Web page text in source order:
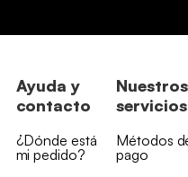
Ayuda y
contacto
¿Dónde está
mi pedido?
Nuestros
servicios
Métodos
pago